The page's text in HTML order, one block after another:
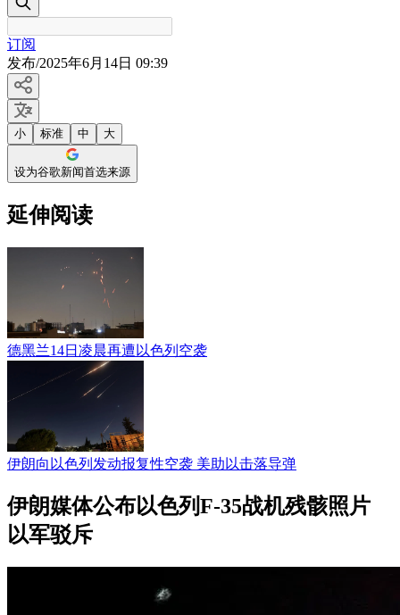
订阅
发布/2025年6月14日 09:39
小 标准 中 大
设为谷歌新闻首选来源
延伸阅读
德黑兰14日凌晨再遭以色列空袭
伊朗向以色列发动报复性空袭 美助以击落导弹
伊朗媒体公布以色列F-35战机残骸照片
以军驳斥